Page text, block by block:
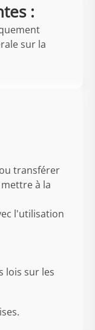
:
sur la
transférer
à la
l'utilisation
lois sur les